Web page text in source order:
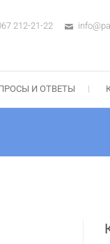
— ПАРА-
212-21-22
И ОТВЕТЫ